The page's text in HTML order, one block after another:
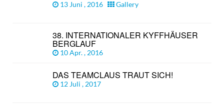
13 Juni , 2016 Gallery
38. INTERNATIONALER KYFFHÄUSER
BERGLAUF
10 Apr. , 2016
DAS TEAMCLAUS TRAUT SICH!
12 Juli , 2017